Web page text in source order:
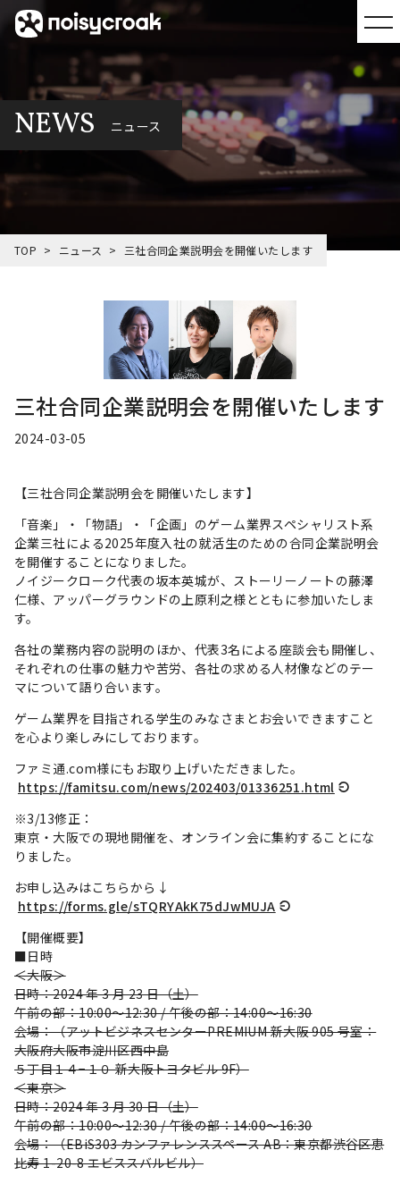
NEWS ニュース
TOP ニュース 三社合同企業説明会を開催いたします
三社合同企業説明会を開催いたします
2024-03-05
【三社合同企業説明会を開催いたします】
「音楽」・「物語」・「企画」のゲーム業界スペシャリスト系
企業三社による2025年度入社の就活生のための合同企業説明会
を開催することになりました。
ノイジークローク代表の坂本英城が、ストーリーノートの藤澤
仁様、アッパーグラウンドの上原利之様とともに参加いたしま
す。
各社の業務内容の説明のほか、代表3名による座談会も開催し、
それぞれの仕事の魅力や苦労、各社の求める人材像などのテー
マについて語り合います。
ゲーム業界を目指される学生のみなさまとお会いできますこと
を心より楽しみにしております。
ファミ通.com様にもお取り上げいただきました。
https://famitsu.com/news/202403/01336251.html
※3/13修正：
東京・大阪での現地開催を、オンライン会に集約することにな
りました。
お申し込みはこちらから↓
https://forms.gle/sTQRYAkK75dJwMUJA
【開催概要】
■日時
＜大阪＞
日時：2024 年 3 月 23 日（土）
午前の部：10:00～12:30 / 午後の部：14:00～16:30
会場：（アットビジネスセンターPREMIUM 新大阪 905 号室：
大阪府大阪市淀川区西中島
５丁目１４−１０ 新大阪トヨタビル 9F）
＜東京＞
日時：2024 年 3 月 30 日（土）
午前の部：10:00～12:30 / 午後の部：14:00～16:30
会場：（EBiS303 カンファレンススペース AB：東京都渋谷区恵
比寿 1-20-8 エビススバルビル）